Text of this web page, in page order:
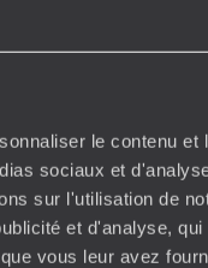
le contenu et
sociaux et
sur l'utilisation de
et d'analyse,
vous leur avez